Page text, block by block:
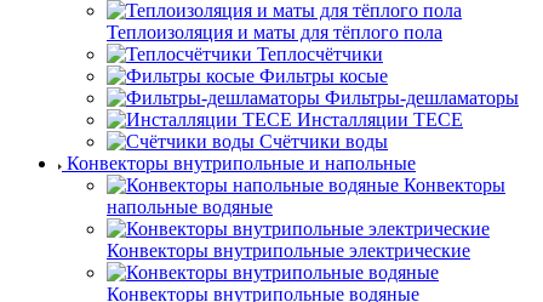
Теплоизоляция и маты для тёплого пола
Теплосчётчики
Фильтры косые
Фильтры-дешламаторы
Инсталляции TECE
Счётчики воды
Конвекторы внутрипольные и напольные
Конвекторы
напольные водяные
Конвекторы внутрипольные электрические
Конвекторы внутрипольные водяные